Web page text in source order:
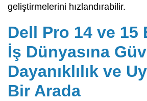
geliştirmelerini hızlandırabilir.
Dell Pro 14 ve 15
İş Dünyasına
Dayanıklılık ve
Bir Arada